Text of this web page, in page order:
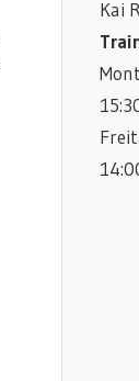
Kai